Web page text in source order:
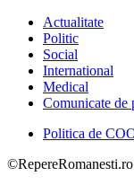
Actualitate
Politic
Social
International
Medical
Comunicate de
Politica de